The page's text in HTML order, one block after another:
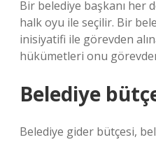
Bir belediye başkanı her
halk oyu ile seçilir. Bir
inisiyatifi ile görevden
hükümetleri onu
Belediye
Belediye gider bütçesi,